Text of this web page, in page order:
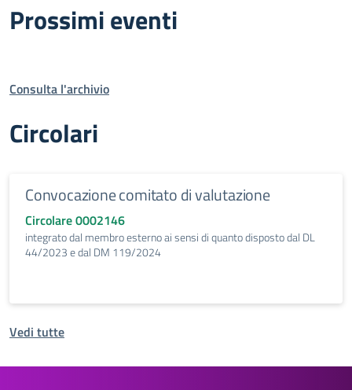
Prossimi eventi
Consulta l'archivio
Circolari
Convocazione comitato di valutazione
Circolare 0002146
integrato dal membro esterno ai sensi di quanto disposto dal DL
44/2023 e dal DM 119/2024
Vedi tutte